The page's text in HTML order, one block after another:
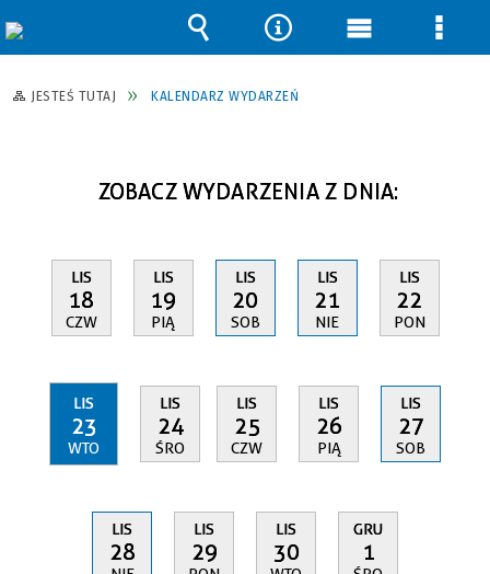
JESTEŚ TUTAJ KALENDARZ WYDARZEŃ
ZOBACZ WYDARZENIA Z DNIA:
LIS
18
CZW
LIS
19
PIĄ
LIS
20
SOB
LIS
21
NIE
LIS
22
PON
LIS
23
WTO
LIS
24
ŚRO
LIS
25
CZW
LIS
26
PIĄ
LIS
27
SOB
LIS
28
LIS
29
LIS
30
GRU
1
Wyszukiwarka
Narzędzia
Menu Menu